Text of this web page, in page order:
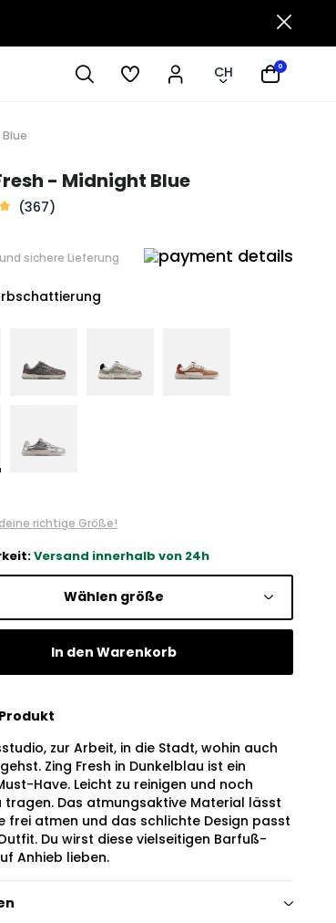
CH 0
- Midnight Blue
(367)
sichere Lieferung
richtige Größe!
Versand innerhalb von 24h
Wählen größe
In den Warenkorb
zur Arbeit, in die Stadt, wohin auch
Zing Fresh in Dunkelblau ist ein
Have. Leicht zu reinigen und noch
tragen. Das atmungsaktive Material lässt
frei atmen und das schlichte Design passt
Du wirst diese vielseitigen Barfuß-
Anhieb lieben.